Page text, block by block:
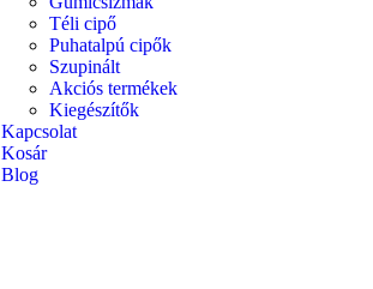
Téli cipő
Puhatalpú cipők
Szupinált
Akciós termékek
Kiegészítők
Kapcsolat
Kosár
Blog